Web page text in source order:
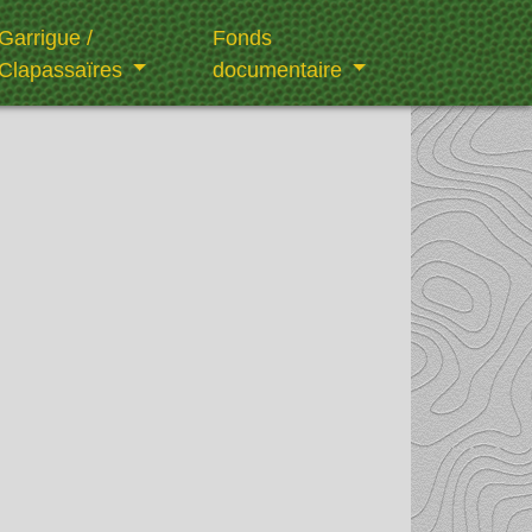
/
Fonds
documentaire